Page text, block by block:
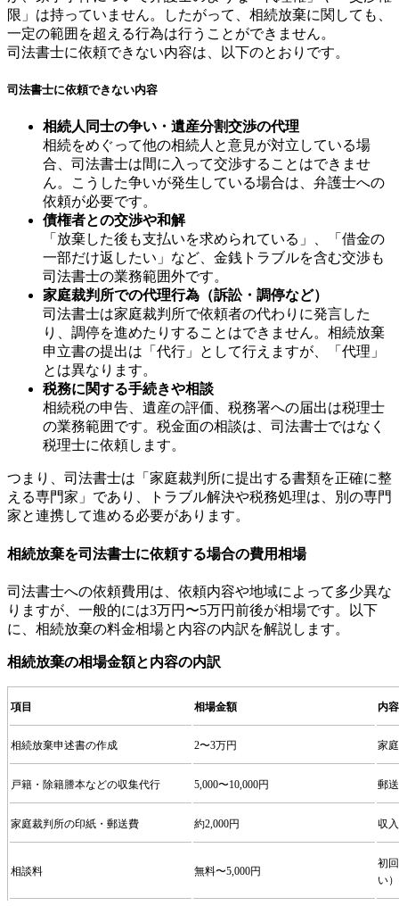
限」は持っていません。したがって、相続放棄に関しても、
一定の範囲を超える行為は行うことができません。
司法書士に依頼できない内容は、以下のとおりです。
司法書士に依頼できない内容
相続人同士の争い・遺産分割交渉の代理
相続をめぐって他の相続人と意見が対立している場
合、司法書士は間に入って交渉することはできませ
ん。こうした争いが発生している場合は、弁護士への
依頼が必要です。
債権者との交渉や和解
「放棄した後も支払いを求められている」、「借金の
一部だけ返したい」など、金銭トラブルを含む交渉も
司法書士の業務範囲外です。
家庭裁判所での代理行為（訴訟・調停など）
司法書士は家庭裁判所で依頼者の代わりに発言した
り、調停を進めたりすることはできません。相続放棄
申立書の提出は「代行」として行えますが、「代理」
とは異なります。
税務に関する手続きや相談
相続税の申告、遺産の評価、税務署への届出は税理士
の業務範囲です。税金面の相談は、司法書士ではなく
税理士に依頼します。
つまり、司法書士は「家庭裁判所に提出する書類を正確に整
える専門家」であり、トラブル解決や税務処理は、別の専門
家と連携して進める必要があります。
相続放棄を司法書士に依頼する場合の費用相場
司法書士への依頼費用は、依頼内容や地域によって多少異な
りますが、一般的には3万円〜5万円前後が相場です。以下
に、相続放棄の料金相場と内容の内訳を解説します。
相続放棄の相場金額と内容の内訳
項目 相場金額 内容
相続放棄申述書の作成 2〜3万円 家
戸籍・除籍謄本などの収集代行 5,000〜10,000円 郵
家庭裁判所の印紙・郵送費 約2,000円 収
相談料 無料〜5,000円
初
い）